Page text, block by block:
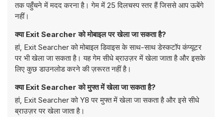
तक पहुँचने में मदद करना है। गेम में 25 दिलचस्प स्तर हैं जिससे आप ऊबेंगे
नहीं।
क्या Exit Searcher को मोबाइल पर खेला जा सकता है?
हां, Exit Searcher को मोबाइल डिवाइस के साथ-साथ डेस्कटॉप कंप्यूटर
पर भी खेला जा सकता है। यह गेम सीधे ब्राउज़र में खेला जाता है और इसके
लिए कुछ डाउनलोड करने की ज़रूरत नहीं है।
क्या Exit Searcher को मुफ्त में खेला जा सकता है?
हां, Exit Searcher को Y8 पर मुफ्त में खेला जा सकता है और इसे सीधे
ब्राउज़र पर खेला जाता है।